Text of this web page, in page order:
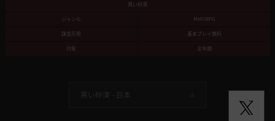
黒い砂漠
ジャンル
MMORPG
課金形態
基本プレイ無料
対象
全年齢
黒い砂漠 - 日本